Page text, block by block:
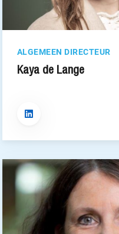
ALGEMEEN DIRECTEUR
Kaya de Lange